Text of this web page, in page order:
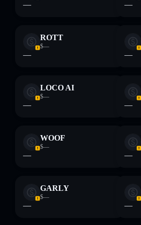
— —
ROTT
$—
— —
LOCO AI
$—
— —
WOOF
$—
— —
GARLY
$—
— —